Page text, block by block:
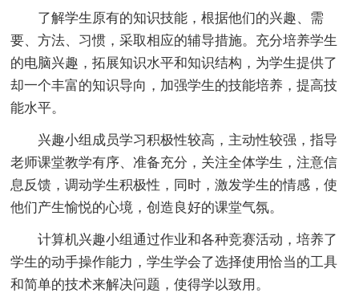
了解学生原有的知识技能，根据他们的兴趣、需
要、方法、习惯，采取相应的辅导措施。充分培养学生
的电脑兴趣，拓展知识水平和知识结构，为学生提供了
却一个丰富的知识导向，加强学生的技能培养，提高技
能水平。
兴趣小组成员学习积极性较高，主动性较强，指导
老师课堂教学有序、准备充分，关注全体学生，注意信
息反馈，调动学生积极性，同时，激发学生的情感，使
他们产生愉悦的心境，创造良好的课堂气氛。
计算机兴趣小组通过作业和各种竞赛活动，培养了
学生的动手操作能力，学生学会了选择使用恰当的工具
和简单的技术来解决问题，使得学以致用。